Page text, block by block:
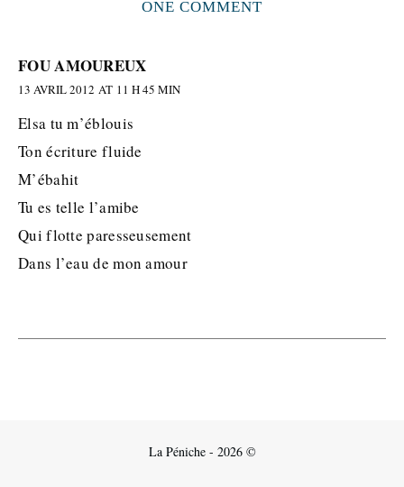
ONE COMMENT
FOU AMOUREUX
13 AVRIL 2012 AT 11 H 45 MIN
Elsa tu m’éblouis
Ton écriture fluide
M’ébahit
Tu es telle l’amibe
Qui flotte paresseusement
Dans l’eau de mon amour
La Péniche - 2026 ©